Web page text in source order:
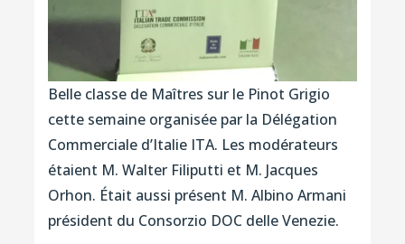
Belle classe de Maîtres sur le Pinot Grigio
cette semaine organisée par la Délégation
Commerciale d’Italie ITA. Les modérateurs
étaient M. Walter Filiputti et M. Jacques
Orhon. Était aussi présent M. Albino Armani
président du Consorzio DOC delle Venezie.